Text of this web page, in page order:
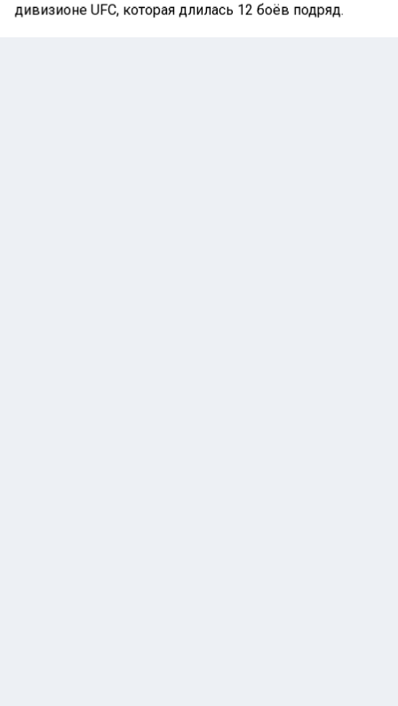
дивизионе UFC, которая длилась 12 боёв подряд.